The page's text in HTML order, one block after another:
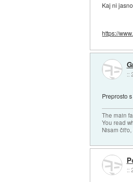
Kaj ni
https://
::
Preprosto
The main
You read
Nisam
::